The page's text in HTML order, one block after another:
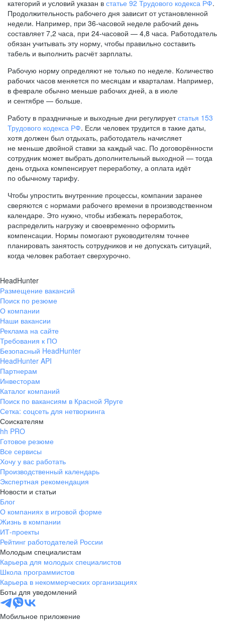
категорий и условий указан в статье 92 Трудового кодекса РФ.
Продолжительность рабочего дня зависит от установленной
недели. Например, при 36-часовой неделе рабочий день
составляет 7,2 часа, при 24-часовой — 4,8 часа. Работодатель
обязан учитывать эту норму, чтобы правильно составить
табель и выполнить расчёт зарплаты.
Рабочую норму определяют не только по неделе. Количество
рабочих часов меняется по месяцам и кварталам. Например,
в феврале обычно меньше рабочих дней, а в июле
и сентябре — больше.
Работу в праздничные и выходные дни регулируетстатья 153
Трудового кодекса РФ. Если человек трудится в такие даты,
хотя должен был отдыхать, работодатель начисляет
не меньше двойной ставки за каждый час. По договорённости
сотрудник может выбрать дополнительный выходной — тогда
день отдыха компенсирует переработку, а оплата идёт
по обычному тарифу.
Чтобы упростить внутренние процессы, компании заранее
сверяются с нормами рабочего времени в производственном
календаре. Это нужно, чтобы избежать переработок,
распределить нагрузку и своевременно оформить
компенсации. Нормы помогают руководителям точнее
планировать занятость сотрудников и не допускать ситуаций,
когда человек работает сверхурочно.
HeadHunter
Размещение вакансий
Поиск по резюме
О компании
Наши вакансии
Реклама на сайте
Требования к ПО
Безопасный HeadHunter
HeadHunter API
Партнерам
Инвесторам
Каталог компаний
Поиск по вакансиям в Красной Яруге
Сетка: соцсеть для нетворкинга
Соискателям
hh PRO
Готовое резюме
Все сервисы
Хочу у вас работать
Производственный календарь
Экспертная рекомендация
Новости и статьи
Блог
О компаниях в игровой форме
Жизнь в компании
ИТ-проекты
Рейтинг работодателей России
Молодым специалистам
Карьера для молодых специалистов
Школа программистов
Карьера в некоммерческих организациях
Боты для уведомлений
Мобильное приложение